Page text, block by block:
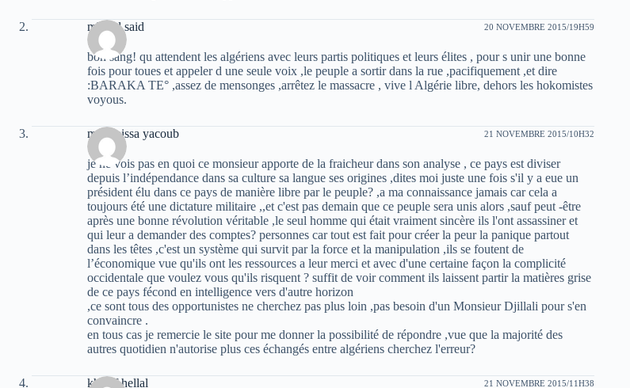
mhand said 20 NOVEMBRE 2015/19H59
bon sang! qu attendent les algériens avec leurs partis politiques et leurs élites , pour s unir une bonne
fois pour toues et appeler d une seule voix ,le peuple a sortir dans la rue ,pacifiquement ,et dire
:BARAKA TE° ,assez de mensonges ,arrêtez le massacre , vive l Algérie libre, dehors les hokomistes
voyous.
massinissa yacoub 21 NOVEMBRE 2015/10H32
je ne vois pas en quoi ce monsieur apporte de la fraicheur dans son analyse , ce pays est diviser
depuis l’indépendance dans sa culture sa langue ses origines ,dites moi juste une fois s'il y a eue un
président élu dans ce pays de manière libre par le peuple? ,a ma connaissance jamais car cela a
toujours été une dictature militaire ,,et c'est pas demain que ce peuple sera unis alors ,sauf peut -être
après une bonne révolution véritable ,le seul homme qui était vraiment sincère ils l'ont assassiner et
qui leur a demander des comptes? personnes car tout est fait pour créer la peur la panique partout
dans les têtes ,c'est un système qui survit par la force et la manipulation ,ils se foutent de
l’économique vue qu'ils ont les ressources a leur merci et avec d'une certaine façon la complicité
occidentale que voulez vous qu'ils risquent ? suffit de voir comment ils laissent partir la matières grise
de ce pays fécond en intelligence vers d'autre horizon
,ce sont tous des opportunistes ne cherchez pas plus loin ,pas besoin d'un Monsieur Djillali pour s'en
convaincre .
en tous cas je remercie le site pour me donner la possibilité de répondre ,vue que la majorité des
autres quotidien n'autorise plus ces échangés entre algériens cherchez l'erreur?
khelaf hellal 21 NOVEMBRE 2015/11H38